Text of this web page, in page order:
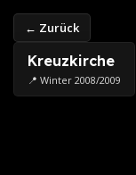
← Zurück
Kreuzkirche
📍 Winter 2008/2009